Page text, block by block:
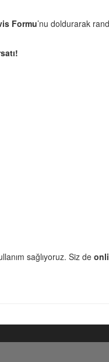
Formu’nu doldurarak
sağlıyoruz. Siz de